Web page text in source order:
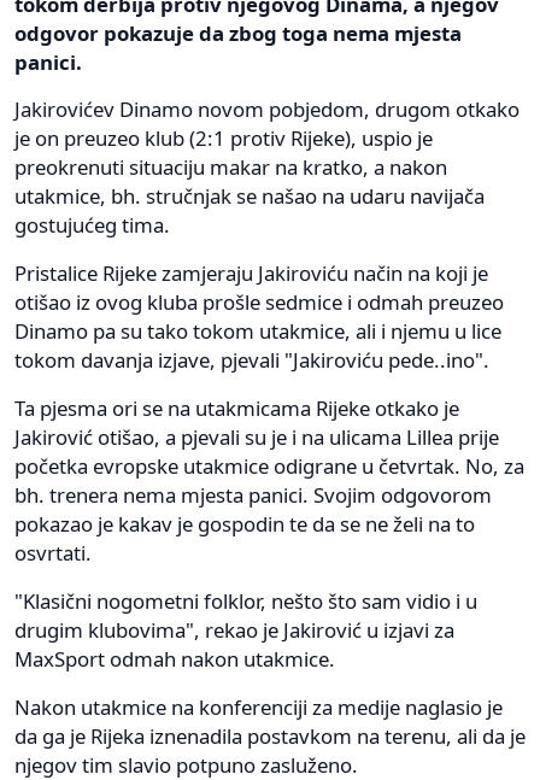
odgovor pokazuje da zbog toga nema mjesta
panici.
Jakirovićev Dinamo novom pobjedom, drugom otkako
je on preuzeo klub (2:1 protiv Rijeke), uspio je
preokrenuti situaciju makar na kratko, a nakon
utakmice, bh. stručnjak se našao na udaru navijača
gostujućeg tima.
Pristalice Rijeke zamjeraju Jakiroviću način na koji je
otišao iz ovog kluba prošle sedmice i odmah preuzeo
Dinamo pa su tako tokom utakmice, ali i njemu u lice
tokom davanja izjave, pjevali "Jakiroviću pede..ino".
Ta pjesma ori se na utakmicama Rijeke otkako je
Jakirović otišao, a pjevali su je i na ulicama Lillea prije
početka evropske utakmice odigrane u četvrtak. No, za
bh. trenera nema mjesta panici. Svojim odgovorom
pokazao je kakav je gospodin te da se ne želi na to
osvrtati.
"Klasični nogometni folklor, nešto što sam vidio i u
drugim klubovima", rekao je Jakirović u izjavi za
MaxSport odmah nakon utakmice.
Nakon utakmice na konferenciji za medije naglasio je
da ga je Rijeka iznenadila postavkom na terenu, ali da je
njegov tim slavio potpuno zasluženo.